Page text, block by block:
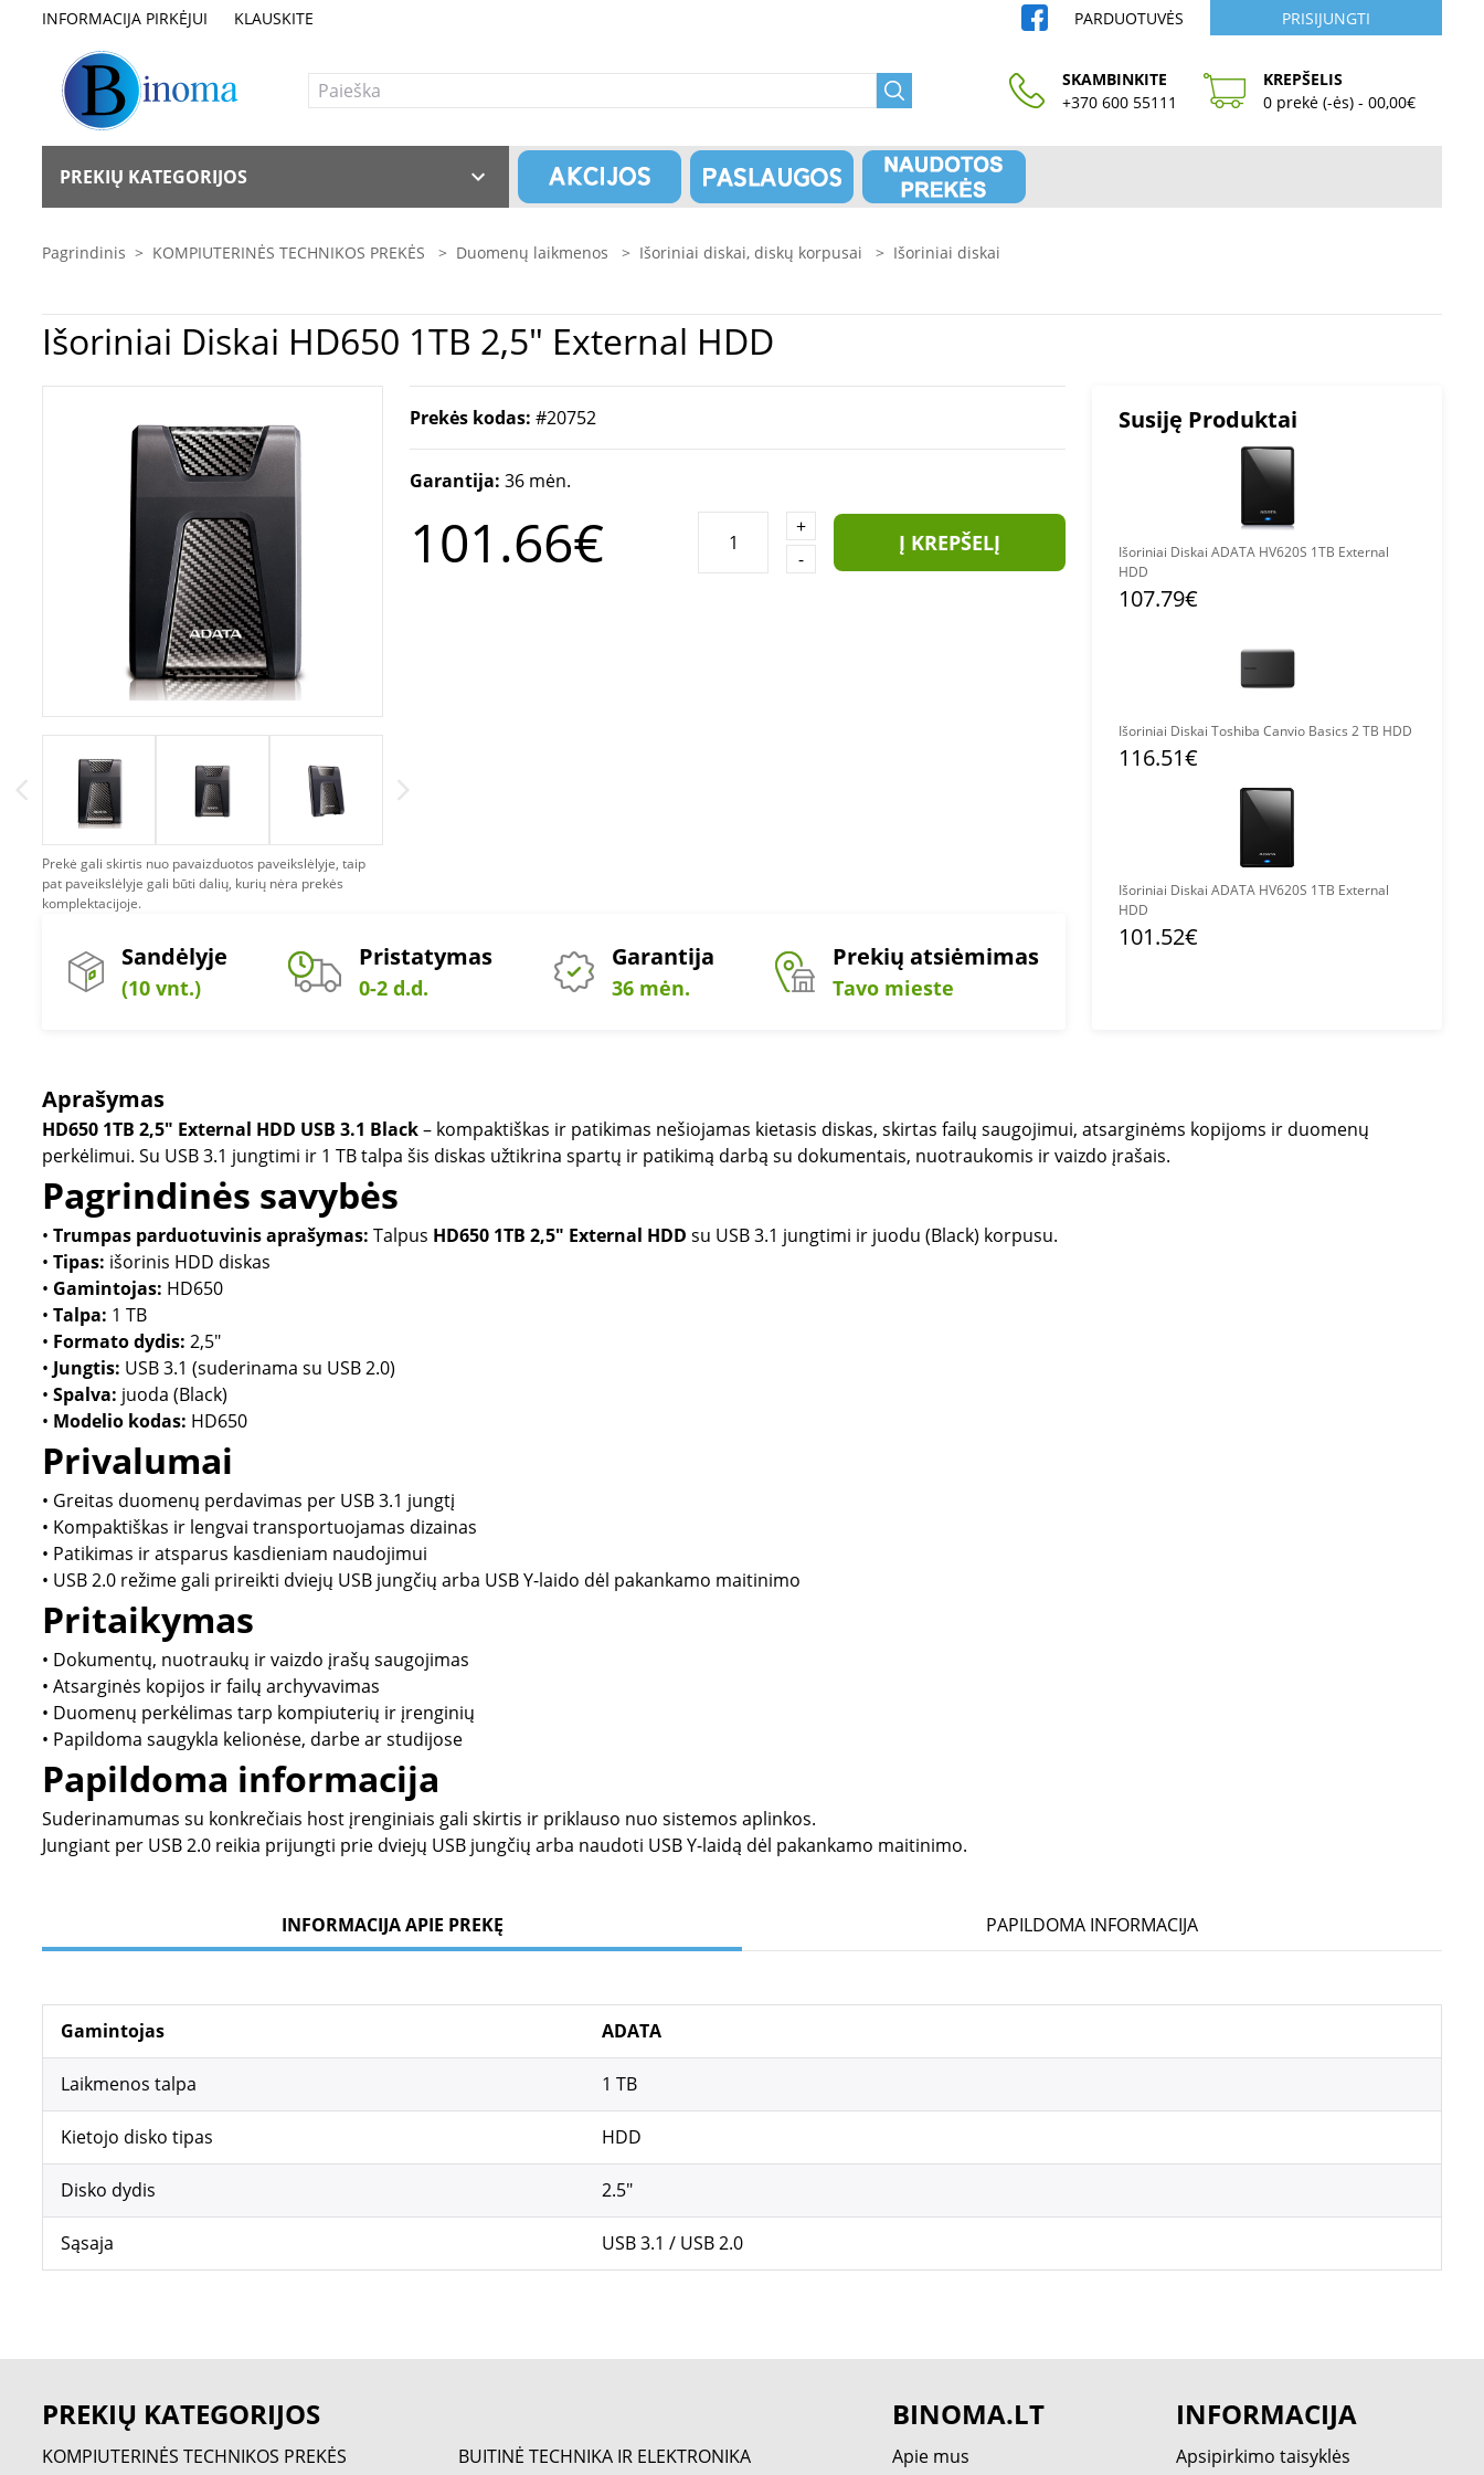
INFORMACIJA PIRKĖJUI KLAUSKITE PARDUOTUVĖS PRISIJUNGTI
SKAMBINKITE
+370 600 55111
KREPŠELIS
0 prekė (-ės) - 00,00€
PREKIŲ KATEGORIJOS
Pagrindinis > KOMPIUTERINĖS TECHNIKOS PREKĖS > Duomenų laikmenos > Išoriniai diskai, diskų korpusai > Išoriniai diskai
Išoriniai Diskai HD650 1TB 2,5" External HDD
Prekė gali skirtis nuo pavaizduotos paveikslėlyje, taip
pat paveikslėlyje gali būti dalių, kurių nėra prekės
komplektacijoje.
Prekės kodas: #20752
Garantija: 36 mėn.
101.66€
+
-
Į KREPŠELĮ
Sandėlyje
(10 vnt.)
Pristatymas
0-2 d.d.
Garantija
36 mėn.
Prekių atsiėmimas
Tavo mieste
Susiję Produktai
Išoriniai Diskai ADATA HV620S 1TB External
HDD
107.79€
Išoriniai Diskai Toshiba Canvio Basics 2 TB HDD
116.51€
Išoriniai Diskai ADATA HV620S 1TB External
HDD
101.52€
Aprašymas
HD650 1TB 2,5" External HDD USB 3.1 Black– kompaktiškas ir patikimas nešiojamas kietasis diskas, skirtas failų saugojimui, atsarginėms kopijoms ir duomenų
perkėlimui. Su USB 3.1 jungtimi ir 1 TB talpa šis diskas užtikrina spartų ir patikimą darbą su dokumentais, nuotraukomis ir vaizdo įrašais.
Pagrindinės savybės
• Trumpas parduotuvinis aprašymas: Talpus HD650 1TB 2,5" External HDD su USB 3.1 jungtimi ir juodu (Black) korpusu.
• Tipas: išorinis HDD diskas
• Gamintojas: HD650
• Talpa: 1 TB
• Formato dydis: 2,5"
• Jungtis: USB 3.1 (suderinama su USB 2.0)
• Spalva: juoda (Black)
• Modelio kodas: HD650
Privalumai
• Greitas duomenų perdavimas per USB 3.1 jungtį
• Kompaktiškas ir lengvai transportuojamas dizainas
• Patikimas ir atsparus kasdieniam naudojimui
• USB 2.0 režime gali prireikti dviejų USB jungčių arba USB Y-laido dėl pakankamo maitinimo
Pritaikymas
• Dokumentų, nuotraukų ir vaizdo įrašų saugojimas
• Atsarginės kopijos ir failų archyvavimas
• Duomenų perkėlimas tarp kompiuterių ir įrenginių
• Papildoma saugykla kelionėse, darbe ar studijose
Papildoma informacija
Suderinamumas su konkrečiais host įrenginiais gali skirtis ir priklauso nuo sistemos aplinkos.
Jungiant per USB 2.0 reikia prijungti prie dviejų USB jungčių arba naudoti USB Y-laidą dėl pakankamo maitinimo.
INFORMACIJA APIE PREKĘ PAPILDOMA INFORMACIJA
Gamintojas ADATA
Laikmenos talpa 1 TB
Kietojo disko tipas HDD
Disko dydis 2.5"
Sąsaja USB 3.1 / USB 2.0
PREKIŲ KATEGORIJOS
KOMPIUTERINĖS TECHNIKOS PREKĖS BUITINĖ TECHNIKA IR ELEKTRONIKA
BINOMA.LT
Apie mus
INFORMACIJA
Apsipirkimo taisyklės